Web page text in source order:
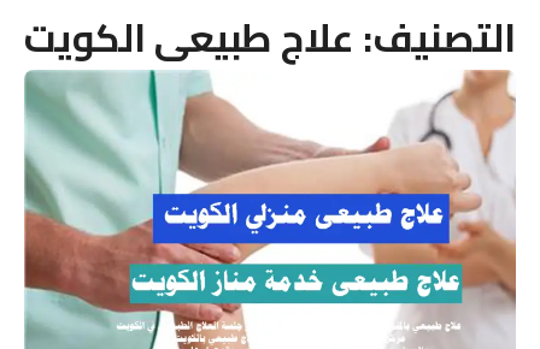
التصنيف: علاج طبيعى الكويت